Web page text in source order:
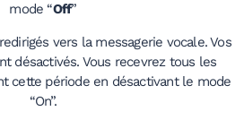
mode “Off”
vers la messagerie vocale. Vos
désactivés. Vous recevrez tous les
cette période en désactivant le mode
“On”.